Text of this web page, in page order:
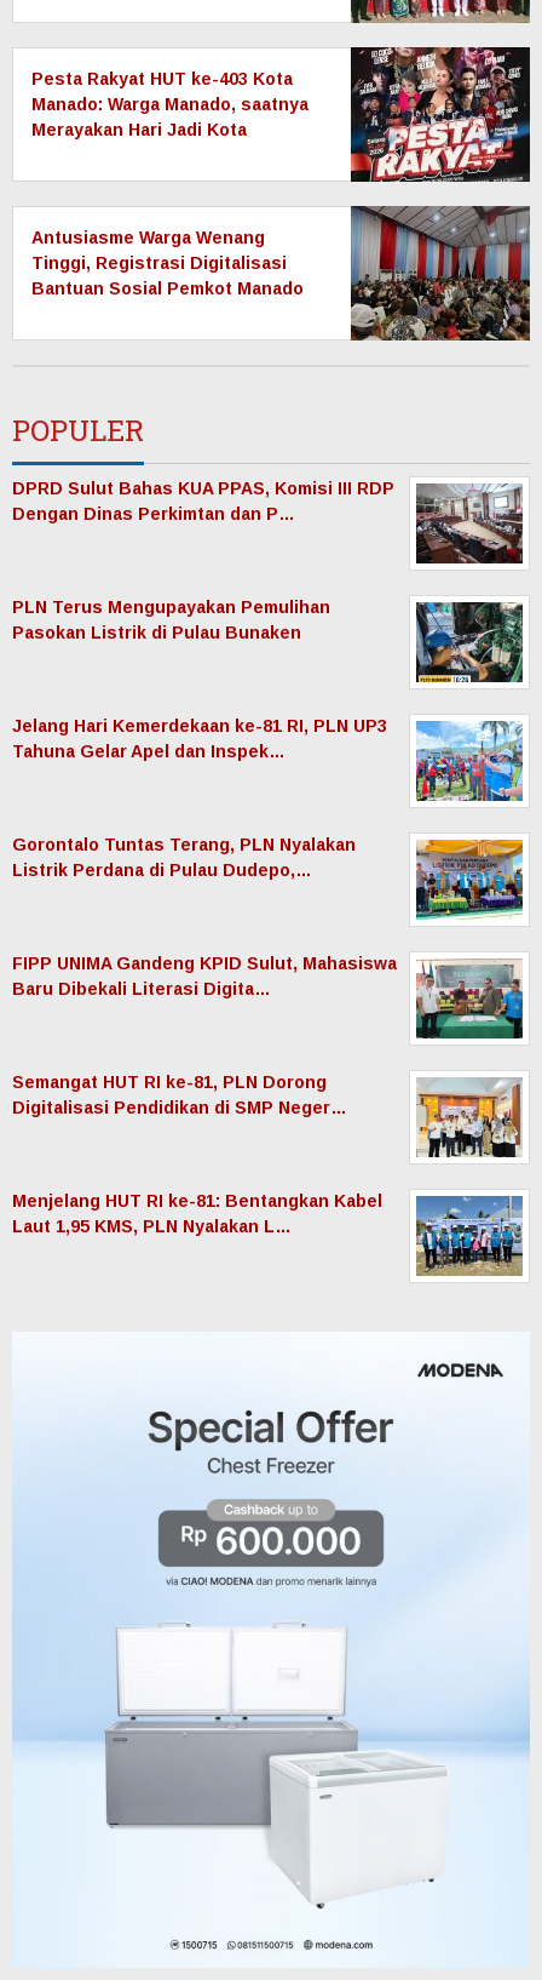
Pesta Rakyat HUT ke-403 Kota
Manado: Warga Manado, saatnya
Merayakan Hari Jadi Kota
Antusiasme Warga Wenang
Tinggi, Registrasi Digitalisasi
Bantuan Sosial Pemkot Manado
POPULER
DPRD Sulut Bahas KUA PPAS, Komisi III RDP
Dengan Dinas Perkimtan dan P…
PLN Terus Mengupayakan Pemulihan
Pasokan Listrik di Pulau Bunaken
Jelang Hari Kemerdekaan ke-81 RI, PLN UP3
Tahuna Gelar Apel dan Inspek…
Gorontalo Tuntas Terang, PLN Nyalakan
Listrik Perdana di Pulau Dudepo,…
FIPP UNIMA Gandeng KPID Sulut, Mahasiswa
Baru Dibekali Literasi Digita…
Semangat HUT RI ke-81, PLN Dorong
Digitalisasi Pendidikan di SMP Neger…
Menjelang HUT RI ke-81: Bentangkan Kabel
Laut 1,95 KMS, PLN Nyalakan L…